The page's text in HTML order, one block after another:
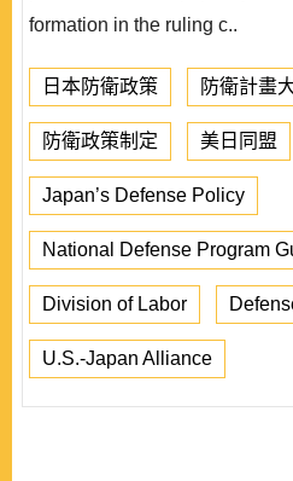
formation in the ruling c..
日本防衛政策 防衛計畫
防衛政策制定 美日同盟
Japan’s Defense Policy
National Defense Program
Division of Labor
U.S.-Japan Alliance